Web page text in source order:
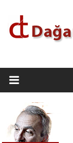
Dağarcık
Türkiye
Türkiye
Cumhuriyeti…